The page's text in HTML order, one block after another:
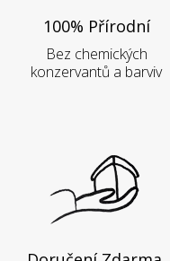
100% Přírodní
Bez chemických
konzervantů a barviv